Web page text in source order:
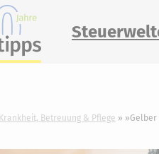
Krankheit, Betreuung & Pflege »Gelber